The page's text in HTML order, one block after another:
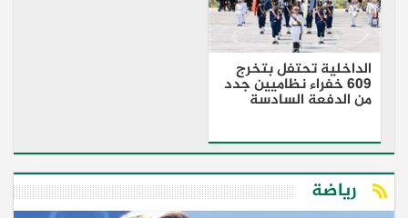
الداخلية تحتفل بتخرج
609 خفراء نظاميين جدد
من الدفعة السادسة
رياضة